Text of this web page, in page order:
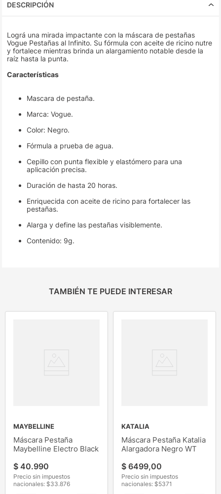
DESCRIPCIÓN
Lográ una mirada impactante con la máscara de pestañas
Vogue Pestañas al Infinito. Su fórmula con aceite de ricino nutre
y fortalece mientras brinda un alargamiento notable desde la
raíz hasta la punta.
Características
Mascara de pestaña.
Marca: Vogue.
Color: Negro.
Fórmula a prueba de agua.
Cepillo con punta flexible y elastómero para una
aplicación precisa.
Duración de hasta 20 horas.
Enriquecida con aceite de ricino para fortalecer las
pestañas.
Alarga y define las pestañas visiblemente.
Contenido: 9g.
TAMBIÉN TE PUEDE INTERESAR
MAYBELLINE
Máscara Pestaña
Maybelline Electro Black
$ 40.990
Precio sin impuestos
nacionales: $33.876
KATALIA
Máscara Pestaña Katalia
Alargadora Negro WT
$ 6499,00
Precio sin impuestos
nacionales: $5371